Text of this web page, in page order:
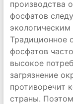
производства
фосфатов
Традиционное
фосфатов
высокое
загрязнение
противоречит
страны.